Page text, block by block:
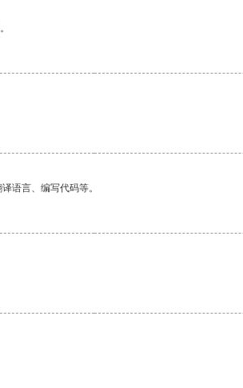
语言、编写代码等。